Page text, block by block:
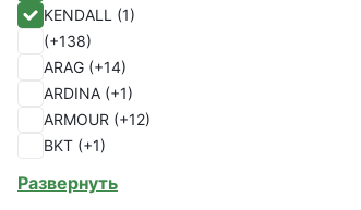
(1)
(1)
(1)
(1)
(1)
(1)
KENDALL (1)
(+138)
ARAG (+14)
ARDINA (+1)
ARMOUR (+12)
BKT (+1)
CHINA(+1)
Развернуть